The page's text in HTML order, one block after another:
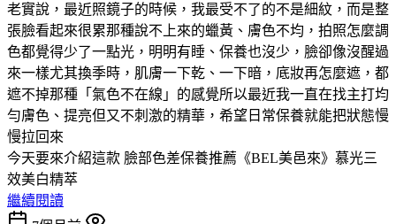
老實說，最近照鏡子的時候，我最受不了的不是細紋，而是整
張臉看起來很累那種說不上來的蠟黃、膚色不均，拍照怎麼調
色都覺得少了一點光，明明有睡、保養也沒少，臉卻像沒醒過
來一樣尤其換季時，肌膚一下乾、一下暗，底妝再怎麼遮，都
遮不掉那種「氣色不在線」的感覺所以最近我一直在找主打均
勻膚色、提亮但又不刺激的精華，希望日常保養就能把狀態慢
慢拉回來
今天要來介紹這款 臉部色差保養推薦《BEL美邑來》慕光三
效美白精萃
繼續閱讀